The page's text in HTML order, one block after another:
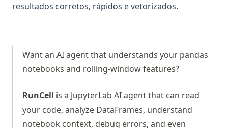
resultados corretos, rápidos e vetorizados.
Want an AI agent that understands your pandas
notebooks and rolling-window features?
RunCell is a JupyterLab AI agent that can read
your code, analyze DataFrames, understand
notebook context, debug errors, and even